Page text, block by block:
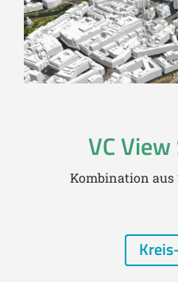
VC
Kombination aus